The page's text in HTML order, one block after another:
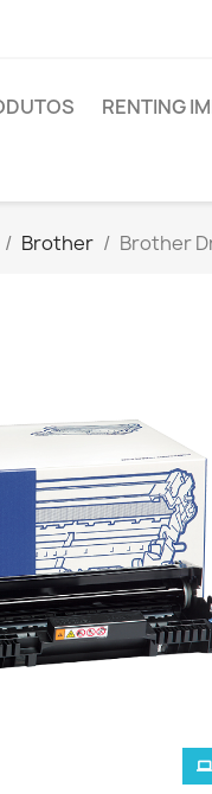
RENTING
Brother Brother